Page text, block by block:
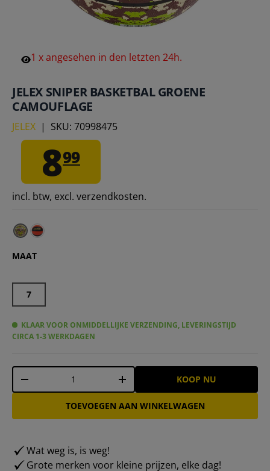
1 xangesehen in den letzten 24h.
JELEX SNIPER BASKETBAL GROENE
CAMOUFLAGE
JELEX | SKU: 70998475
899
incl. btw, excl. verzendkosten.
MAAT
7
KLAAR VOOR ONMIDDELLIJKE VERZENDING, LEVERINGSTIJD
CIRCA 1-3 WERKDAGEN
Aantal
-
+ KOOP NU
TOEVOEGEN AAN WINKELWAGEN
Wat weg is, is weg!
Grote merken voor kleine prijzen, elke dag!